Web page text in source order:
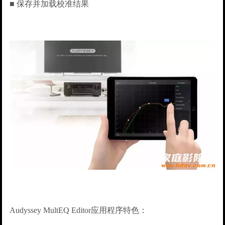
■ 保存并加载校准结果
Audyssey MultEQ Editor应用程序特色：